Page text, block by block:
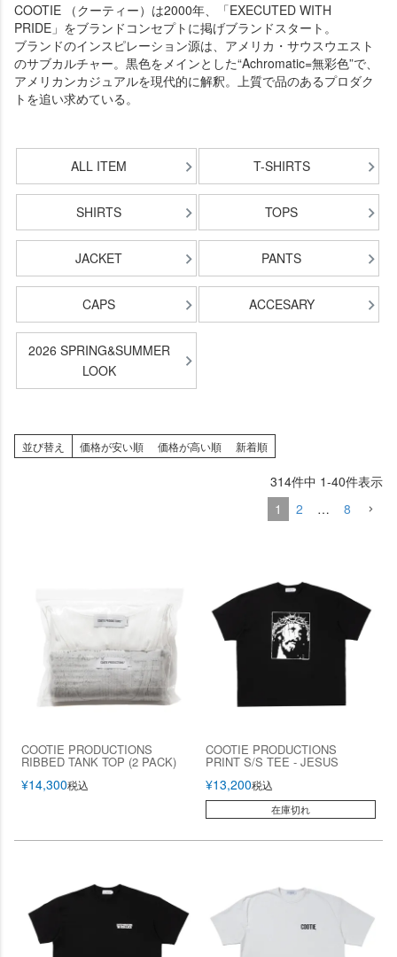
COOTIE （クーティー）は2000年、「EXECUTED WITH
PRIDE」をブランドコンセプトに掲げブランドスタート。
ブランドのインスピレーション源は、アメリカ・サウスウエスト
のサブカルチャー。黒色をメインとした“Achromatic=無彩色”で、
アメリカンカジュアルを現代的に解釈。上質で品のあるプロダク
トを追い求めている。
ALL ITEM T-SHIRTS
SHIRTS TOPS
JACKET PANTS
CAPS ACCESARY
2026 SPRING&SUMMER
LOOK
並び替え 価格が安い順 価格が高い順 新着順
314件中 1-40件表示
1
2 … 8
COOTIE PRODUCTIONS
RIBBED TANK TOP (2 PACK)
¥14,300税込
COOTIE PRODUCTIONS
PRINT S/S TEE - JESUS
¥13,200税込
在庫切れ